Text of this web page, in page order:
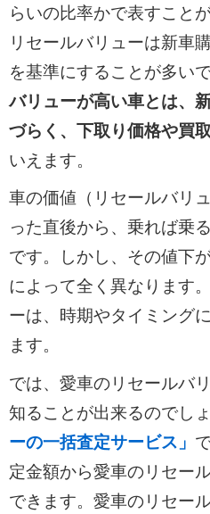
らいの比率かで表すこと
リセールバリューは新車
を基準にすることが多い
バリューが高い車とは、
づらく、下取り価格や買
いえます。
車の価値（リセールバリ
った直後から、乗れば乗
です。しかし、その値下
によって全く異なります
ーは、時期やタイミング
ます。
では、愛車のリセールバ
知ることが出来るのでしょ
ーの一括査定サービス」
定金額から愛車のリセー
できます。愛車のリセー